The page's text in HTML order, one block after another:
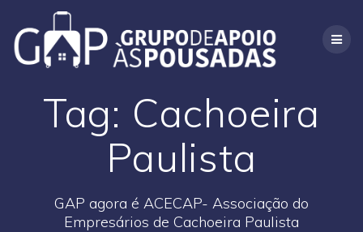
content
Tag: Cachoeira
Paulista
GAP agora é ACECAP- Associação do
Empresários de Cachoeira Paulista